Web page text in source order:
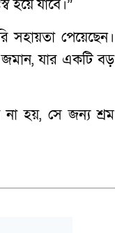
হয়ে যাবে।”
সহায়তা পেয়েছেন।
জমান, যার একটি বড়
না হয়, সে জন্য শ্রম